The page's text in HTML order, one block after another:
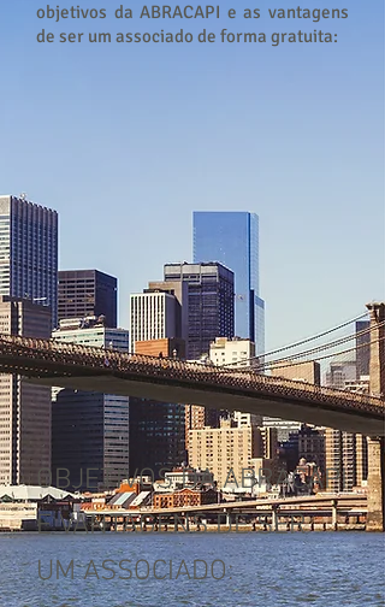
objetivos da ABRACAPI e as vantagens
de ser um associado de forma gratuita:
OBJETIVOS DA ABRACAPI
E VANTAGENS DE SER
UM ASSOCIADO: